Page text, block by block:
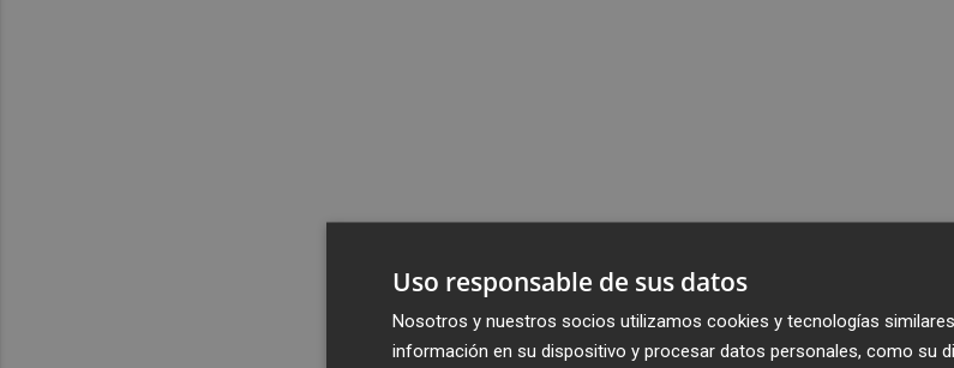
Uso responsable de sus datos
Nosotros y nuestros socios utilizamos cookies y tecnologías
información en su dispositivo y procesar datos personales, como su